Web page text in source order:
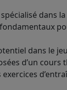
dans
dans le
d’un
exercices